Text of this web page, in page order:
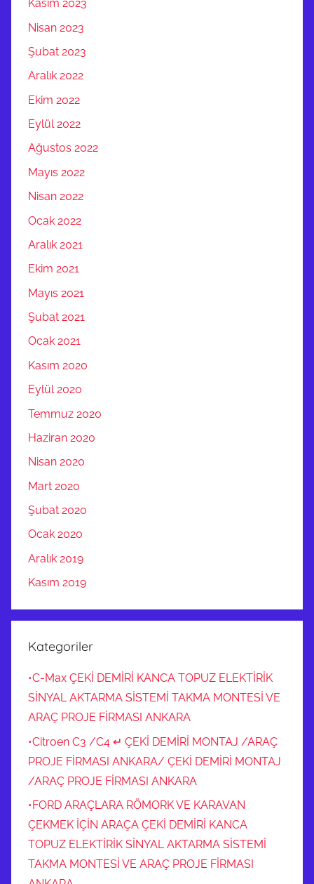
Kasım 2023
Nisan 2023
Şubat 2023
Aralık 2022
Ekim 2022
Eylül 2022
Ağustos 2022
Mayıs 2022
Nisan 2022
Ocak 2022
Aralık 2021
Ekim 2021
Mayıs 2021
Şubat 2021
Ocak 2021
Kasım 2020
Eylül 2020
Temmuz 2020
Haziran 2020
Nisan 2020
Mart 2020
Şubat 2020
Ocak 2020
Aralık 2019
Kasım 2019
Kategoriler
•C-Max ÇEKİ DEMİRİ KANCA TOPUZ ELEKTİRİK
SİNYAL AKTARMA SİSTEMİ TAKMA MONTESİ VE
ARAÇ PROJE FİRMASI ANKARA
•Citroen C3 /C4 ↵ ÇEKİ DEMİRİ MONTAJ /ARAÇ
PROJE FİRMASI ANKARA/ ÇEKİ DEMİRİ MONTAJ
/ARAÇ PROJE FİRMASI ANKARA
•FORD ARAÇLARA RÖMORK VE KARAVAN
ÇEKMEK İÇİN ARAÇA ÇEKİ DEMİRİ KANCA
TOPUZ ELEKTİRİK SİNYAL AKTARMA SİSTEMİ
TAKMA MONTESİ VE ARAÇ PROJE FİRMASI